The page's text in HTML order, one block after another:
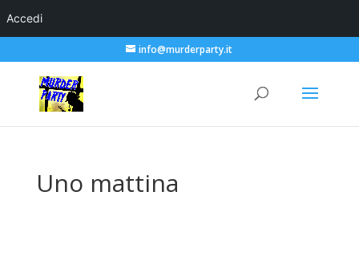
Accedi
info@murderparty.it
Uno mattina